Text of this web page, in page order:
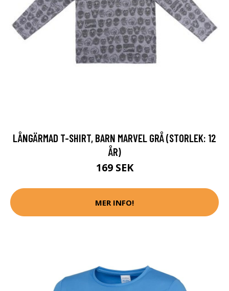
LÅNGÄRMAD T-SHIRT, BARN MARVEL GRÅ (STORLEK: 12
ÅR)
169 SEK
MER INFO!